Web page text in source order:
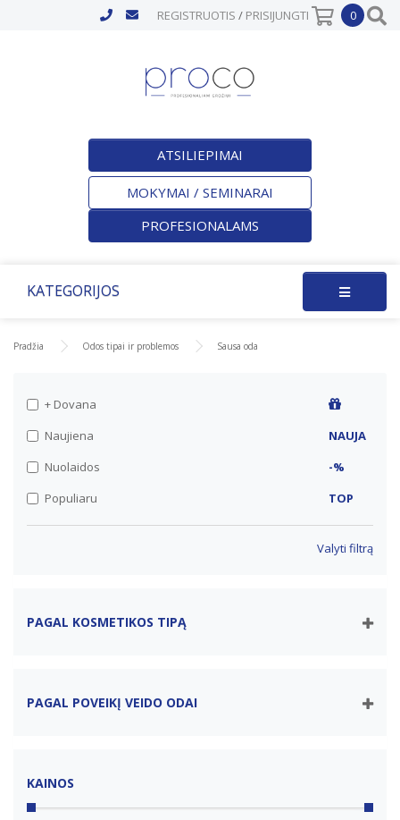
REGISTRUOTIS / PRISIJUNGTI 0
ATSILIEPIMAI
MOKYMAI / SEMINARAI
PROFESIONALAMS
KATEGORIJOS
Pradžia Odos tipai ir problemos Sausa oda
+ Dovana
Naujiena
NAUJA
Nuolaidos
-%
Populiaru
TOP
Valyti filtrą
PAGAL KOSMETIKOS TIPĄ
PAGAL POVEIKĮ VEIDO ODAI
KAINOS